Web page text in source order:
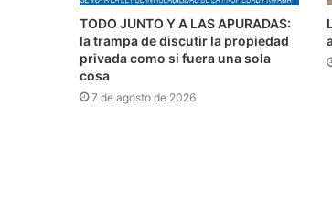
TODO JUNTO Y A LAS APURADAS:
la trampa de discutir la propiedad
privada como si fuera una sola
cosa
7 de agosto de 2026